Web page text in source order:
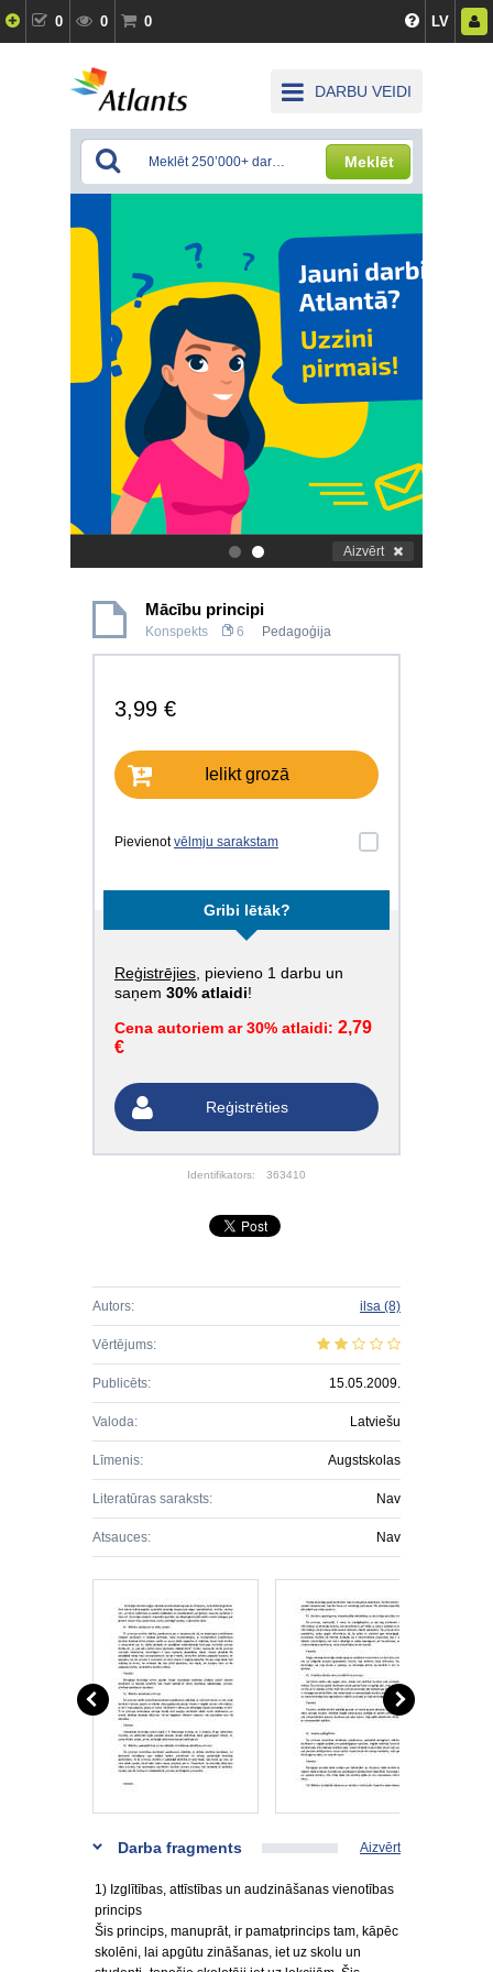
0 0 0 LV
DARBU VEIDI
Meklēt
. Aizvērt
Mācību principi
Konspekts 6 Pedagoģija
3,99 €
Ielikt grozā
Pievienotvēlmju sarakstam
Gribi lētāk?
Reģistrējies , pievieno 1 darbu un
saņem 30% atlaidi!
Cena autoriem ar 30% atlaidi: 2,79
€
Reģistrēties
Identifikators: 363410
Autors: ilsa (8)
Vērtējums:
Publicēts: 15.05.2009.
Valoda: Latviešu
Līmenis: Augstskolas
Literatūras saraksts: Nav
Atsauces: Nav
Darba fragments Aizvērt
1) Izglītības, attīstības un audzināšanas vienotības
princips
Šis princips, manuprāt, ir pamatprincips tam, kāpēc
skolēni, lai apgūtu zināšanas, iet uz skolu un